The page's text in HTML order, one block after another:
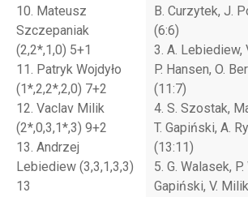
10. Mateusz
Szczepaniak
(2,2*,1,0) 5+1
11. Patryk Wojdyło
(1*,2,2*,2,0) 7+2
12. Vaclav Milik
(2*,0,3,1*,3) 9+2
13. Andrzej
Lebiediew (3,3,1,3,3)
13
B. Curzytek, J.
(6:6)
3. A. Lebiediew,
P. Hansen, O.
(11:7)
4. S. Szostak,
T. Gapiński, A.
(13:11)
5. G. Walasek, P.
Gapiński, V.